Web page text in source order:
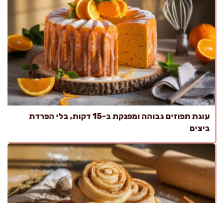
עוגת תפוזים גבוהה ומפנקת ב-15 דקות, בלי הפרדת
ביצים